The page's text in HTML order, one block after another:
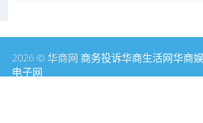
2026 © 华商网 商务投诉华商生活网华商
电子网